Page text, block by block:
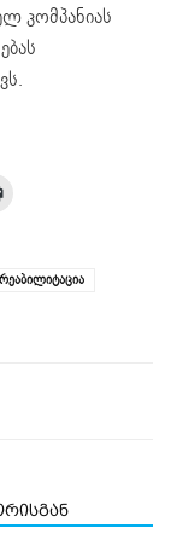
კომპანიას
new
window)
რეაბილიტაცია